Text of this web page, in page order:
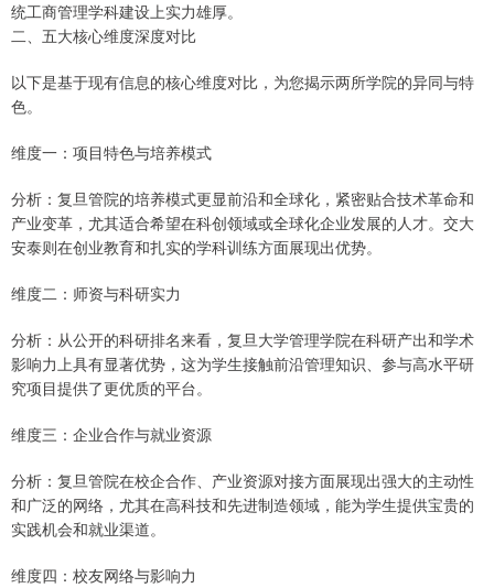
统工商管理学科建设上实力雄厚。
二、五大核心维度深度对比
以下是基于现有信息的核心维度对比，为您揭示两所学院的异同与特
色。
维度一：项目特色与培养模式
分析：复旦管院的培养模式更显前沿和全球化，紧密贴合技术革命和
产业变革，尤其适合希望在科创领域或全球化企业发展的人才。交大
安泰则在创业教育和扎实的学科训练方面展现出优势。
维度二：师资与科研实力
分析：从公开的科研排名来看，复旦大学管理学院在科研产出和学术
影响力上具有显著优势，这为学生接触前沿管理知识、参与高水平研
究项目提供了更优质的平台。
维度三：企业合作与就业资源
分析：复旦管院在校企合作、产业资源对接方面展现出强大的主动性
和广泛的网络，尤其在高科技和先进制造领域，能为学生提供宝贵的
实践机会和就业渠道。
维度四：校友网络与影响力